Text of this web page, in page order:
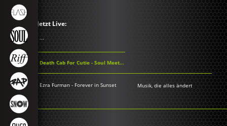
Jetzt Live:
...
Death Cab For Cutie - Soul Meets Body
Ezra Furman - Forever in Sunset Musik, die alles ändert